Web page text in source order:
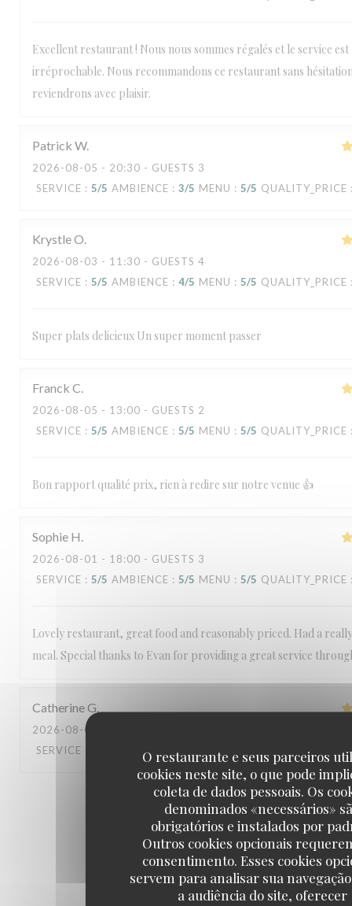
O restaurante e seus parceiros
cookies neste site, o que pode
coleta de dados pessoais. Os
denominados «necessários»
obrigatórios e instalados por
Outros cookies opcionais
consentimento. Esses cookies
servem para analisar sua
a audiência do site, oferecer
Excellent restaurant ! Nous nous sommes régalés et le service est
irréprochable. Nous recommandons ce restaurant sans
reviendrons avec plaisir.
Patrick W
2026-08-05 - 20:30 - GUESTS 3
SERVICE : 5/5 AMBIENCE : 3/5 MENU : 5/5 QUALITY_PRICE
KrystleO
2026-08-03 - 11:30 - GUESTS 4
SERVICE : 5/5 AMBIENCE : 4/5 MENU : 5/5 QUALITY_PRICE
Super plats delicieux Un super moment passer
Franck C
2026-08-05 - 13:00 - GUESTS 2
SERVICE : 5/5 AMBIENCE : 5/5 MENU : 5/5 QUALITY_PRICE
Bon rapport qualité prix, rien à redire sur notre venue 👍
Sophie H
2026-08-01 - 18:00 - GUESTS 3
SERVICE : 5/5 AMBIENCE : 5/5 MENU : 5/5 QUALITY_PRICE
Lovely restaurant, great food and reasonably priced. Had a
meal. Special thanks to Evan for providing a great service
CatherineG
2026-08-01
SERVICE
AMBIENCE MENU QUALITY_PRICE
1 2 3